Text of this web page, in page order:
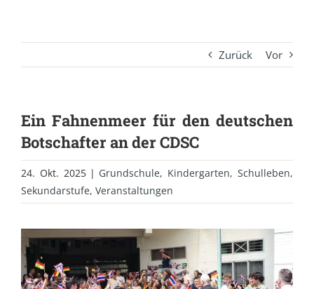
Zurück Vor
Ein Fahnenmeer für den deutschen
Botschafter an der CDSC
24. Okt. 2025 | Grundschule, Kindergarten, Schulleben,
Sekundarstufe, Veranstaltungen